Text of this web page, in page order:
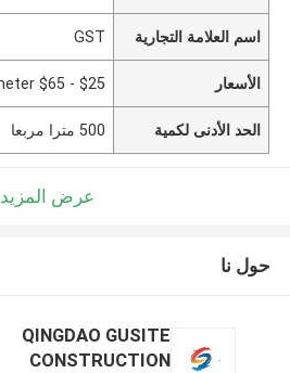
اسم العلامة التجارية GST
الأسعار $25 - $65 per square meter
الحد الأدنى لكمية 500 مترا مربعا
عرض المزيد
حول نا
QINGDAO GUSITE
CONSTRUCTION